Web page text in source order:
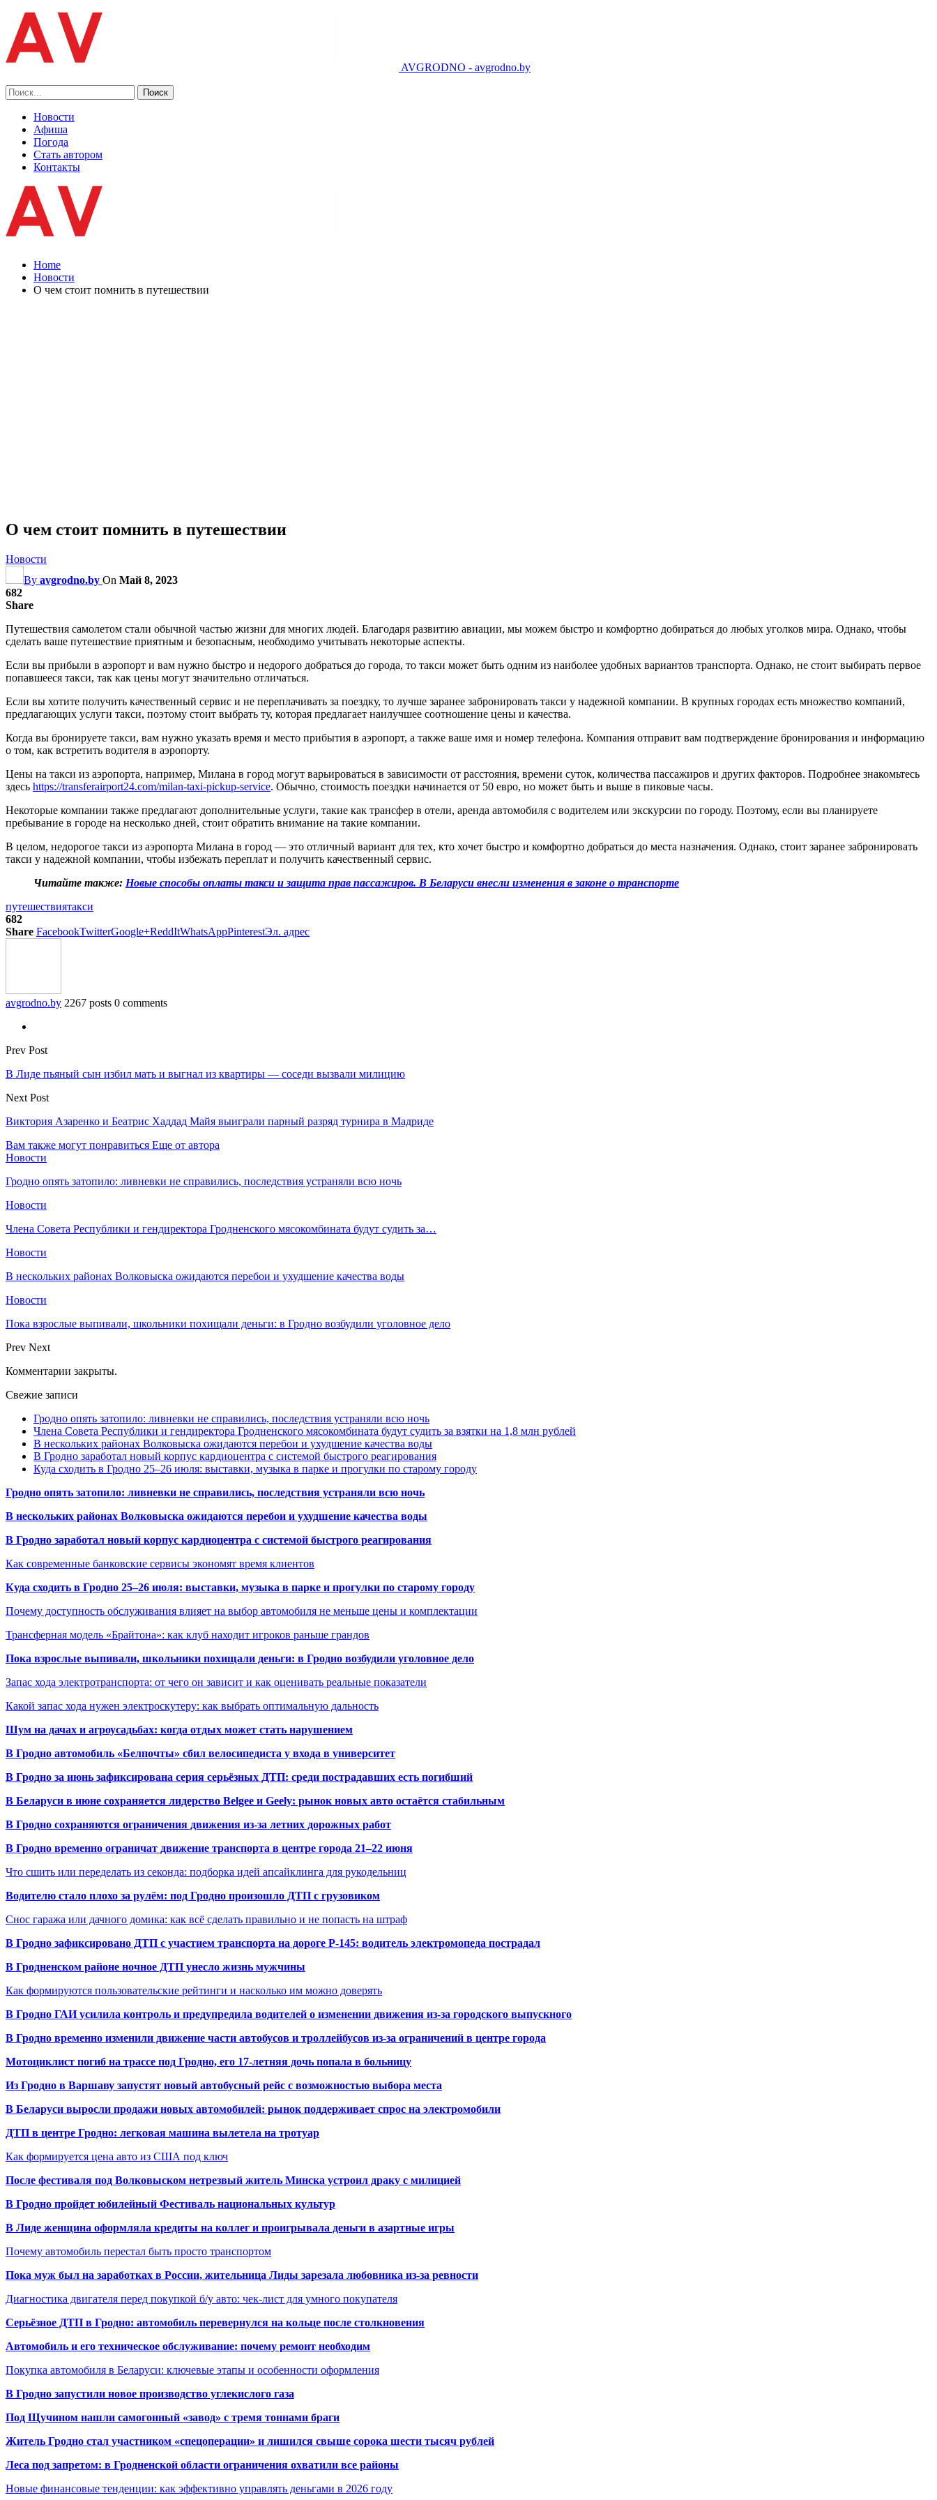
AVGRODNO - avgrodno.by
Новости
Афиша
Погода
Стать автором
Контакты
Home
Новости
О чем стоит помнить в путешествии
О чем стоит помнить в путешествии
Новости
By avgrodno.by On Май 8, 2023
682
Share
Путешествия самолетом стали обычной частью жизни для многих людей. Благодаря развитию авиации, мы можем быстро и комфортно добираться до любых уголков мира. Однако, чтобы
сделать ваше путешествие приятным и безопасным, необходимо учитывать некоторые аспекты.
Если вы прибыли в аэропорт и вам нужно быстро и недорого добраться до города, то такси может быть одним из наиболее удобных вариантов транспорта. Однако, не стоит выбирать первое
попавшееся такси, так как цены могут значительно отличаться.
Если вы хотите получить качественный сервис и не переплачивать за поездку, то лучше заранее забронировать такси у надежной компании. В крупных городах есть множество компаний,
предлагающих услуги такси, поэтому стоит выбрать ту, которая предлагает наилучшее соотношение цены и качества.
Когда вы бронируете такси, вам нужно указать время и место прибытия в аэропорт, а также ваше имя и номер телефона. Компания отправит вам подтверждение бронирования и информацию
о том, как встретить водителя в аэропорту.
Цены на такси из аэропорта, например, Милана в город могут варьироваться в зависимости от расстояния, времени суток, количества пассажиров и других факторов. Подробнее знакомьтесь
здесь https://transferairport24.com/milan-taxi-pickup-service. Обычно, стоимость поездки начинается от 50 евро, но может быть и выше в пиковые часы.
Некоторые компании также предлагают дополнительные услуги, такие как трансфер в отели, аренда автомобиля с водителем или экскурсии по городу. Поэтому, если вы планируете
пребывание в городе на несколько дней, стоит обратить внимание на такие компании.
В целом, недорогое такси из аэропорта Милана в город — это отличный вариант для тех, кто хочет быстро и комфортно добраться до места назначения. Однако, стоит заранее забронировать
такси у надежной компании, чтобы избежать переплат и получить качественный сервис.
Читайте также: Новые способы оплаты такси и защита прав пассажиров. В Беларуси внесли изменения в законе о транспорте
путешествиятакси
682
Share FacebookTwitterGoogle+ReddItWhatsAppPinterestЭл. адрес
avgrodno.by 2267 posts 0 comments
Prev Post
В Лиде пьяный сын избил мать и выгнал из квартиры — соседи вызвали милицию
Next Post
Виктория Азаренко и Беатрис Хаддад Майя выиграли парный разряд турнира в Мадриде
Вам также могут понравиться Еще от автора
Новости
Гродно опять затопило: ливневки не справились, последствия устраняли всю ночь
Новости
Члена Совета Республики и гендиректора Гродненского мясокомбината будут судить за…
Новости
В нескольких районах Волковыска ожидаются перебои и ухудшение качества воды
Новости
Пока взрослые выпивали, школьники похищали деньги: в Гродно возбудили уголовное дело
Prev Next
Комментарии закрыты.
Свежие записи
Гродно опять затопило: ливневки не справились, последствия устраняли всю ночь
Члена Совета Республики и гендиректора Гродненского мясокомбината будут судить за взятки на 1,8 млн рублей
В нескольких районах Волковыска ожидаются перебои и ухудшение качества воды
В Гродно заработал новый корпус кардиоцентра с системой быстрого реагирования
Куда сходить в Гродно 25–26 июля: выставки, музыка в парке и прогулки по старому городу
Гродно опять затопило: ливневки не справились, последствия устраняли всю ночь
В нескольких районах Волковыска ожидаются перебои и ухудшение качества воды
В Гродно заработал новый корпус кардиоцентра с системой быстрого реагирования
Как современные банковские сервисы экономят время клиентов
Куда сходить в Гродно 25–26 июля: выставки, музыка в парке и прогулки по старому городу
Почему доступность обслуживания влияет на выбор автомобиля не меньше цены и комплектации
Трансферная модель «Брайтона»: как клуб находит игроков раньше грандов
Пока взрослые выпивали, школьники похищали деньги: в Гродно возбудили уголовное дело
Запас хода электротранспорта: от чего он зависит и как оценивать реальные показатели
Какой запас хода нужен электроскутеру: как выбрать оптимальную дальность
Шум на дачах и агроусадьбах: когда отдых может стать нарушением
В Гродно автомобиль «Белпочты» сбил велосипедиста у входа в университет
В Гродно за июнь зафиксирована серия серьёзных ДТП: среди пострадавших есть погибший
В Беларуси в июне сохраняется лидерство Belgee и Geely: рынок новых авто остаётся стабильным
В Гродно сохраняются ограничения движения из-за летних дорожных работ
В Гродно временно ограничат движение транспорта в центре города 21–22 июня
Что сшить или переделать из секонда: подборка идей апсайклинга для рукодельниц
Водителю стало плохо за рулём: под Гродно произошло ДТП с грузовиком
Снос гаража или дачного домика: как всё сделать правильно и не попасть на штраф
В Гродно зафиксировано ДТП с участием транспорта на дороге Р-145: водитель электромопеда пострадал
В Гродненском районе ночное ДТП унесло жизнь мужчины
Как формируются пользовательские рейтинги и насколько им можно доверять
В Гродно ГАИ усилила контроль и предупредила водителей о изменении движения из-за городского выпускного
В Гродно временно изменили движение части автобусов и троллейбусов из-за ограничений в центре города
Мотоциклист погиб на трассе под Гродно, его 17-летняя дочь попала в больницу
Из Гродно в Варшаву запустят новый автобусный рейс с возможностью выбора места
В Беларуси выросли продажи новых автомобилей: рынок поддерживает спрос на электромобили
ДТП в центре Гродно: легковая машина вылетела на тротуар
Как формируется цена авто из США под ключ
После фестиваля под Волковыском нетрезвый житель Минска устроил драку с милицией
В Гродно пройдет юбилейный Фестиваль национальных культур
В Лиде женщина оформляла кредиты на коллег и проигрывала деньги в азартные игры
Почему автомобиль перестал быть просто транспортом
Пока муж был на заработках в России, жительница Лиды зарезала любовника из-за ревности
Диагностика двигателя перед покупкой б/у авто: чек-лист для умного покупателя
Серьёзное ДТП в Гродно: автомобиль перевернулся на кольце после столкновения
Автомобиль и его техническое обслуживание: почему ремонт необходим
Покупка автомобиля в Беларуси: ключевые этапы и особенности оформления
В Гродно запустили новое производство углекислого газа
Под Щучином нашли самогонный «завод» с тремя тоннами браги
Житель Гродно стал участником «спецоперации» и лишился свыше сорока шести тысяч рублей
Леса под запретом: в Гродненской области ограничения охватили все районы
Новые финансовые тенденции: как эффективно управлять деньгами в 2026 году